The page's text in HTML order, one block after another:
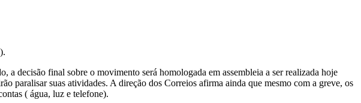
a decisão final sobre o movimento será homologada em assembleia a ser realizada hoje
paralisar suas atividades. A direção dos Correios afirma ainda que mesmo com a greve, os
( água, luz e telefone).